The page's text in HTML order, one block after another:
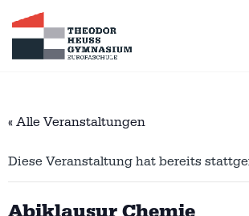
« Alle Veranstaltungen
Diese Veranstaltung hat bereits